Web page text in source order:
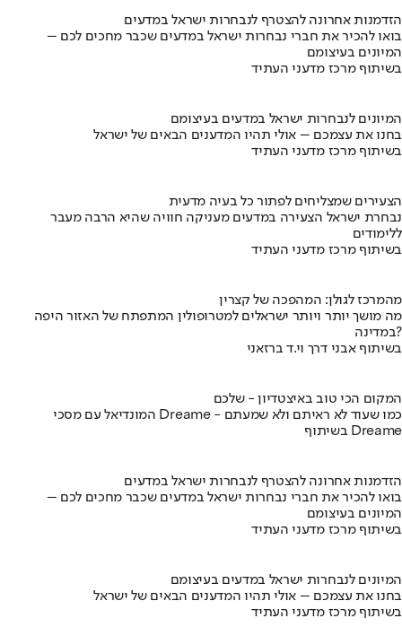
הזדמנות אחרונה להצטרף לנבחרות ישראל במדעים
בואו להכיר את חברי נבחרות ישראל במדעים שכבר מחכים לכם –
המיונים בעיצומם
בשיתוף מרכז מדעני העתיד
המיונים לנבחרות ישראל במדעים בעיצומם
בחנו את עצמכם – אולי תהיו המדענים הבאים של ישראל
בשיתוף מרכז מדעני העתיד
הצעירים שמצליחים לפתור כל בעיה מדעית
נבחרת ישראל הצעירה במדעים מעניקה חוויה שהיא הרבה מעבר
ללימודים
בשיתוף מרכז מדעני העתיד
מהמרכז לגולן: המהפכה של קצרין
מה מושך יותר ויותר ישראלים למטרופולין המתפתח של האזור היפה
במדינה?
בשיתוף אבני דרך וי.ד ברזאני
המקום הכי טוב באיצטדיון - שלכם
המונדיאל עם מסכי Dreame - כמו שעוד לא ראיתם ולא שמעתם
בשיתוף Dreame
הזדמנות אחרונה להצטרף לנבחרות ישראל במדעים
בואו להכיר את חברי נבחרות ישראל במדעים שכבר מחכים לכם –
המיונים בעיצומם
בשיתוף מרכז מדעני העתיד
המיונים לנבחרות ישראל במדעים בעיצומם
בחנו את עצמכם – אולי תהיו המדענים הבאים של ישראל
בשיתוף מרכז מדעני העתיד